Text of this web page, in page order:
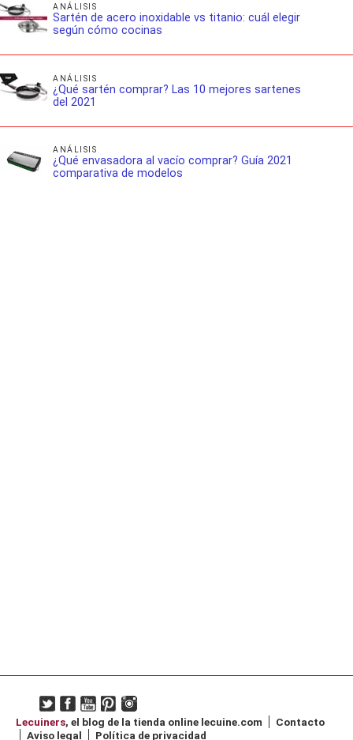
ANÁLISIS
Sartén de acero inoxidable vs titanio: cuál elegir
según cómo cocinas
ANÁLISIS
¿Qué sartén comprar? Las 10 mejores sartenes
del 2021
ANÁLISIS
¿Qué envasadora al vacío comprar? Guía 2021
comparativa de modelos
Lecuiners, el blog de la tienda online lecuine.com
Contacto
Aviso legal
Política de privacidad